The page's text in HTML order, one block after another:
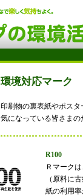
環境対応マーク
印刷物の裏表紙やポス
気になっている皆さま
R100
Ｒマーク
（原料に
紙の利用